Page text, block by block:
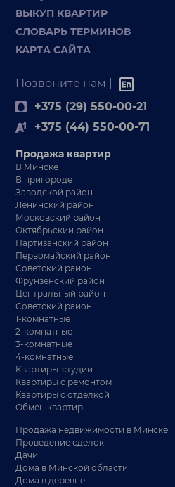
ВЫКУП КВАРТИР
СЛОВАРЬ ТЕРМИНОВ
КАРТА САЙТА
Позвоните нам |
+375 (29) 550-00-21
+375 (44) 550-00-71
Продажа квартир
В Минске
В пригороде
Заводской район
Ленинский район
Московский район
Октябрьский район
Партизанский район
Первомайский район
Советский район
Фрунзенский район
Центральный район
Советский район
1-комнатные
2-комнатные
3-комнатные
4-комнатные
Квартиры-студии
Квартиры с ремонтом
Квартиры с отделкой
Обмен квартир
Продажа недвижимости в Минске
Проведение сделок
Дачи
Дома в Минской области
Дома в деревне